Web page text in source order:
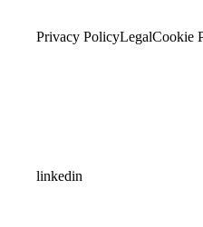
Privacy PolicyLegalCookie
linkedin